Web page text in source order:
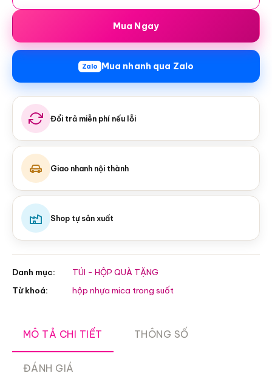
Mua Ngay
Zalo Mua nhanh qua Zalo
Đổi trả miễn phí nếu lỗi
Giao nhanh nội thành
Shop tự sản xuất
Danh mục:
TÚI - HỘP QUÀ TẶNG
Từ khoá:
hộp nhựa mica trong suốt
MÔ TẢ CHI TIẾT THÔNG SỐ
ĐÁNH GIÁ